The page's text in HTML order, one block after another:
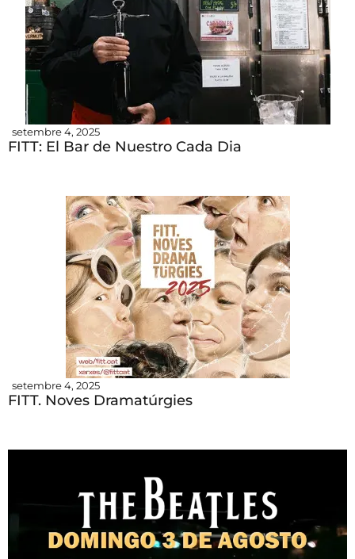
setembre 4, 2025
FITT: El Bar de Nuestro Cada Dia
setembre 4, 2025
FITT. Noves Dramatúrgies